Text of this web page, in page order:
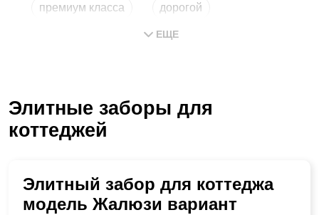
премиум класса дорогой
ЕЩЕ
Элитные заборы для
коттеджей
Элитный забор для коттеджа
модель Жалюзи вариант